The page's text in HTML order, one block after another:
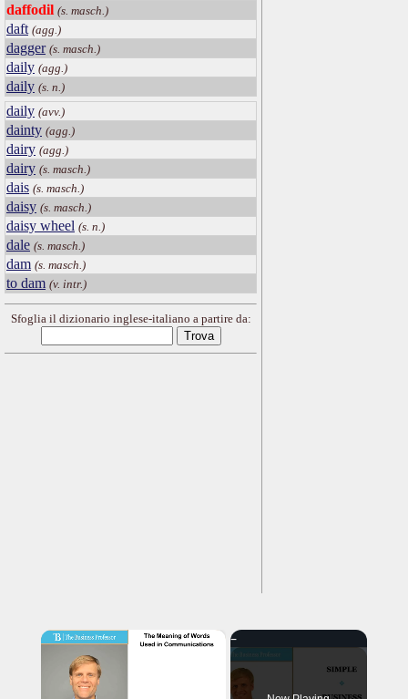
daffodil (s. masch.)
daft (agg.)
dagger (s. masch.)
daily (agg.)
daily (s. n.)
daily (avv.)
dainty (agg.)
dairy (agg.)
dairy (s. masch.)
dais (s. masch.)
daisy (s. masch.)
daisy wheel (s. n.)
dale (s. masch.)
dam (s. masch.)
to dam (v. intr.)
Sfoglia il dizionario inglese-italiano a partire da:
×